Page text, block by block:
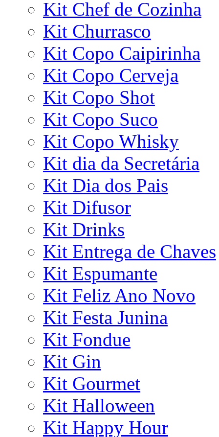
Kit Chef de Cozinha
Kit Churrasco
Kit Copo Caipirinha
Kit Copo Cerveja
Kit Copo Shot
Kit Copo Suco
Kit Copo Whisky
Kit dia da Secretária
Kit Dia dos Pais
Kit Difusor
Kit Drinks
Kit Entrega de Chaves
Kit Espumante
Kit Feliz Ano Novo
Kit Festa Junina
Kit Fondue
Kit Gin
Kit Gourmet
Kit Halloween
Kit Happy Hour